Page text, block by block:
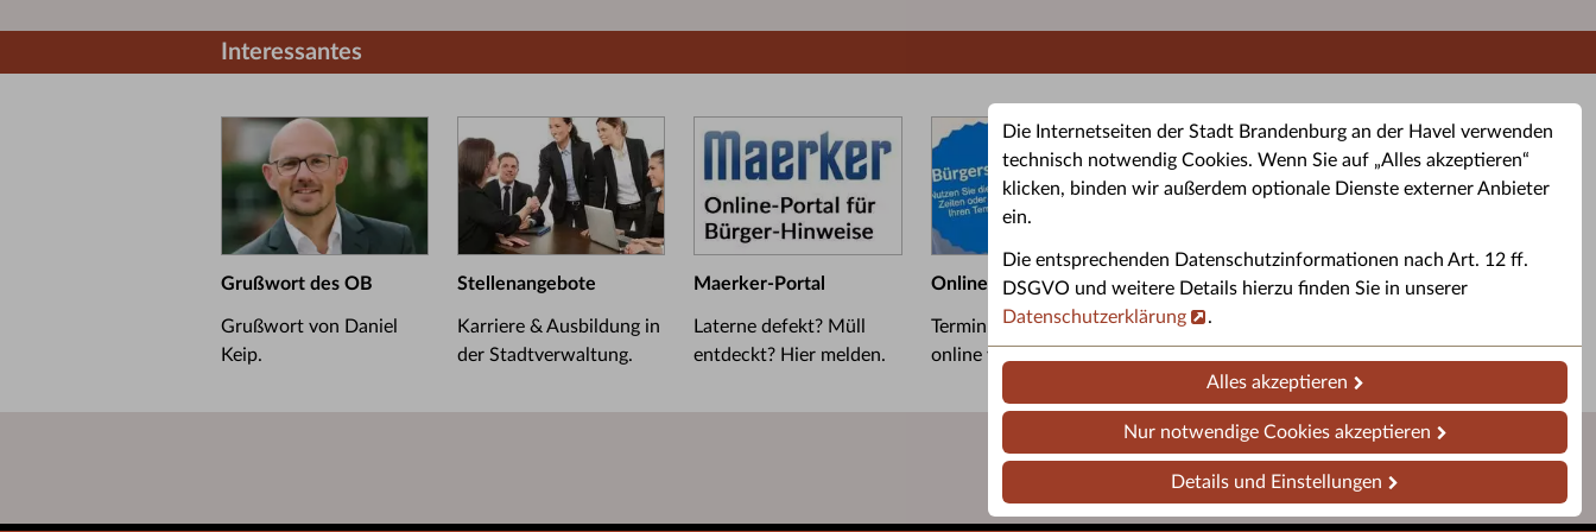
Die Internetseiten der Stadt Brandenburg an der Havel verwenden
technisch notwendig Cookies. Wenn Sie auf „Alles akzeptieren“
klicken, binden wir außerdem optionale Dienste externer Anbieter
ein.
Die entsprechenden Datenschutzinformationen nach Art. 12 ff.
DSGVO und weitere Details hierzu finden Sie in unserer
Datenschutzerklärung
.
Alles akzeptieren
Nur notwendige Cookies akzeptieren
Details und Einstellungen
Interessantes
Grußwort des OB
Grußwort von Daniel
Keip.
Stellenangebote
Karriere & Ausbildung in
der Stadtverwaltung.
Maerker-Portal
Laterne defekt? Müll
entdeckt? Hier melden.
Online-Terminbuchung
Termin im Bürgerservice
online vereinbaren.
Altkleider-Container
Standorte für Altkleider-
Sporttermine